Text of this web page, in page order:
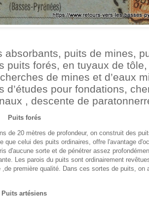
puits de mines,
puits forés, en tuyaux de tôle,
de mines et d’eaux
d’études pour fondations,
, descente de
Puits forés
de 20 mètres de profondeur, on construit des
que celui des puits ordinaires, offre l'avantage
d'aucune sorte et de pénétrer assez
Les parois du puits sont ordinairement
première qualité. Dans ces sortes de puits, on
Puits artésiens